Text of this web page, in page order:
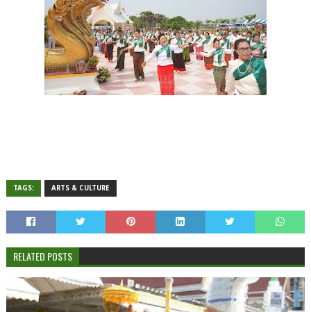
TAGS: ARTS & CULTURE
RELATED POSTS